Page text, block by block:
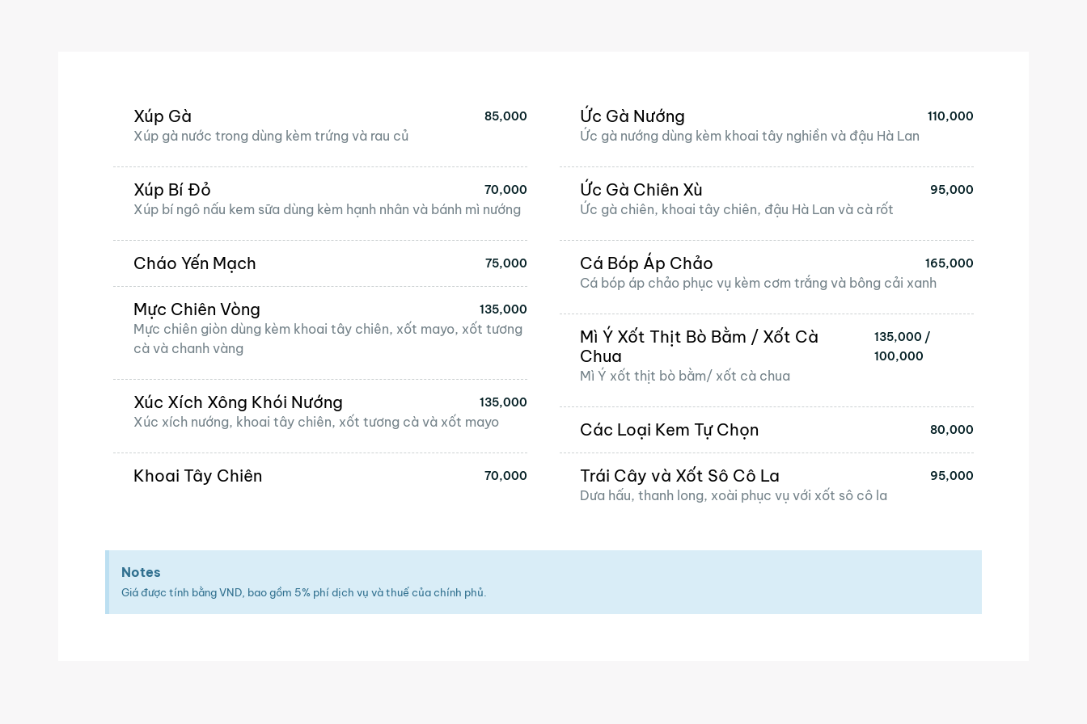
Xúp Gà 85,000
Xúp gà nước trong dùng kèm trứng và rau củ
Xúp Bí Đỏ 70,000
Xúp bí ngô nấu kem sữa dùng kèm hạnh nhân và bánh mì nướng
Cháo Yến Mạch 75,000
Mực Chiên Vòng 135,000
Mực chiên giòn dùng kèm khoai tây chiên, xốt mayo, xốt tương
cà và chanh vàng
Xúc Xích Xông Khói Nướng 135,000
Xúc xích nướng, khoai tây chiên, xốt tương cà và xốt mayo
Khoai Tây Chiên 70,000
Ức Gà Nướng 110,000
Ức gà nướng dùng kèm khoai tây nghiền và đậu Hà Lan
Ức Gà Chiên Xù 95,000
Ức gà chiên, khoai tây chiên, đậu Hà Lan và cà rốt
Cá Bóp Áp Chảo 165,000
Cá bóp áp chảo phục vụ kèm cơm trắng và bông cải xanh
Mì Ý Xốt Thịt Bò Bằm / Xốt Cà
Chua
135,000 /
100,000
Mì Ý xốt thịt bò bằm/ xốt cà chua
Các Loại Kem Tự Chọn 80,000
Trái Cây và Xốt Sô Cô La 95,000
Dưa hấu, thanh long, xoài phục vụ với xốt sô cô la
Notes
Giá được tính bằng VND, bao gồm 5% phí dịch vụ và thuế của chính phủ.